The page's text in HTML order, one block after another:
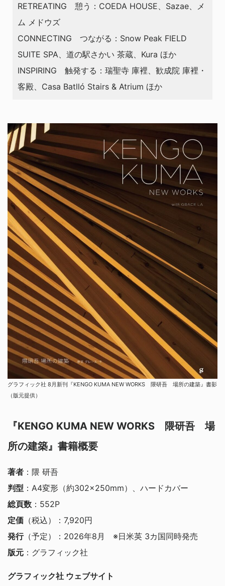
RETREATING 憩う：COEDA HOUSE、Sazae、メ
ム メドウズ
CONNECTING つながる：Snow Peak FIELD
SUITE SPA、道の駅さかい 茶蔵、Kura ほか
INSPIRING 触発する：瑞聖寺 庫裡、歓成院 庫裡・
客殿、Casa Batlló Stairs & Atrium ほか
グラフィック社 8月新刊『KENGO KUMA NEW WORKS 隈研吾 場所の建築』書影
（版元提供）
『KENGO KUMA NEW WORKS 隈研吾 場
所の建築』書籍概要
著者 ：隈 研吾
判型 ：A4変形（約302×250mm）、ハードカバー
総頁数 ：552P
定価 （税込）：7,920円
発行（予定）：2026年8月 ※日米英 3カ国同時発売
版元 ：グラフィック社
グラフィック社 ウェブサイト